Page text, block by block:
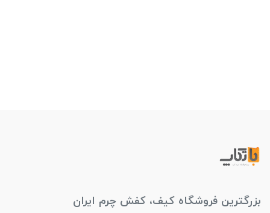
بزرگترین فروشگاه کیف، کفش چرم ایران